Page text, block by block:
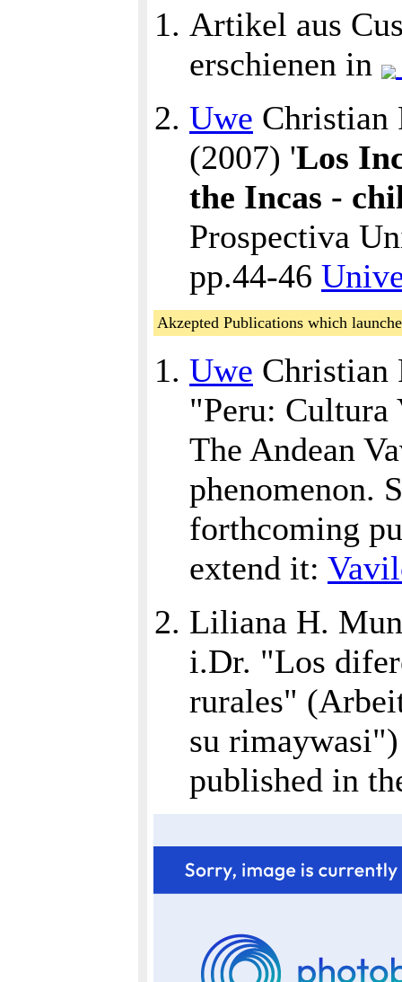
Artikel aus
erschienen in
Uwe Christian
(2007) 'Los
the Incas -
Prospectiva
pp.44-46
Akzepted Publications which
Uwe Christian
"Peru: Cultura
The Andean
phenomenon.
forthcoming
extend it:
Liliana H.
i.Dr. "Los
rurales"
su
published in